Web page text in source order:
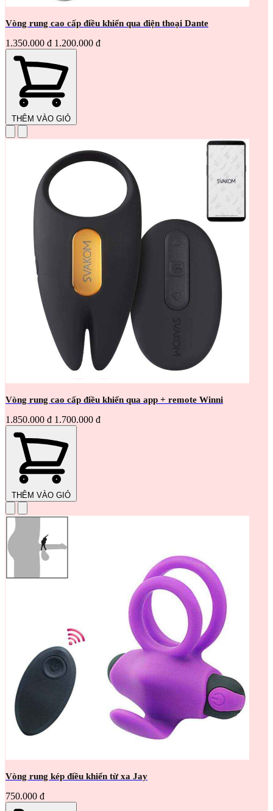
Vòng rung cao cấp điều khiển qua điện thoại Dante
1.350.000 đ 1.200.000 đ
THÊM VÀO GIỎ
Vòng rung cao cấp điều khiển qua app + remote Winni
1.850.000 đ 1.700.000 đ
THÊM VÀO GIỎ
Vòng rung kép điều khiển từ xa Jay
750.000 đ